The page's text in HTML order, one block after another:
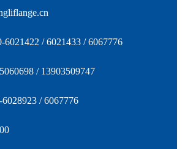
/ 6021433 / 6067776
/ 13903509747
/ 6067776